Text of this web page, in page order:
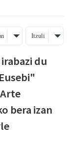
Itzuli
du
bera izan